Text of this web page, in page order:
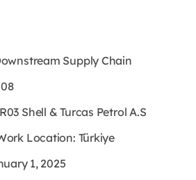
Supply Chain
Shell & Turcas Petrol A.S
Location: Türkiye
1, 2025